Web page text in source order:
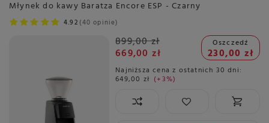
Młynek do kawy Baratza Encore ESP - Czarny
4.92 40 opinie
899,00 zł
669,00 zł
Oszczedź
230,00 zł
Najniższa cena z ostatnich 30 dni:
649,00 zł +3%